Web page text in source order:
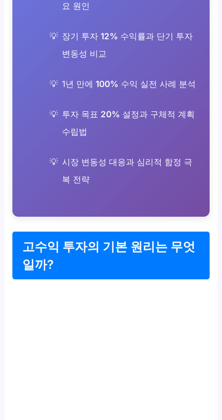
요 원인
장기 투자 12% 수익률과 단기 투자
변동성 비교
1년 만에 100% 수익 실전 사례 분석
투자 목표 20% 설정과 구체적 계획
수립법
시장 변동성 대응과 심리적 함정 극
복 전략
고수익 투자의 기본 원리는 무엇
일까?